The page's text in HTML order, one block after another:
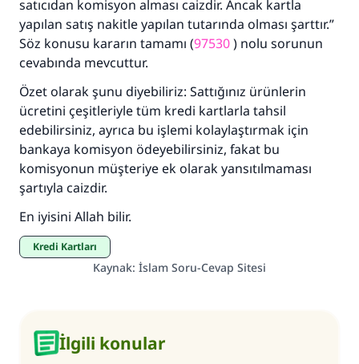
satıcıdan komisyon alması caizdir. Ancak kartla
yapılan satış nakitle yapılan tutarında olması şarttır.”
Söz konusu kararın tamamı (97530) nolu sorunun
cevabında mevcuttur.
Özet olarak şunu diyebiliriz: Sattığınız ürünlerin
ücretini çeşitleriyle tüm kredi kartlarla tahsil
edebilirsiniz, ayrıca bu işlemi kolaylaştırmak için
bankaya komisyon ödeyebilirsiniz, fakat bu
komisyonun müşteriye ek olarak yansıtılmaması
şartıyla caizdir.
En iyisini Allah bilir.
Kredi Kartları
Kaynak: İslam Soru-Cevap Sitesi
İlgili konular
Şimdi katkı yapın!